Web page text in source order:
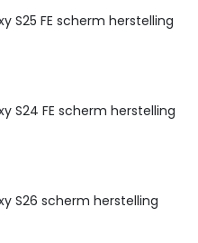
S25 FE scherm herstelling
S24 FE scherm herstelling
S26 scherm herstelling